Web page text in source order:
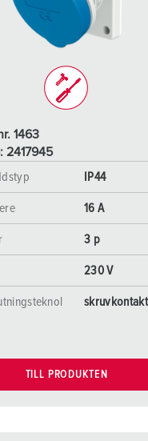
standarder För
1463
2417945
IP44
16 A
3 p
230 V
skruvkontakt
TILL PRODUKTEN